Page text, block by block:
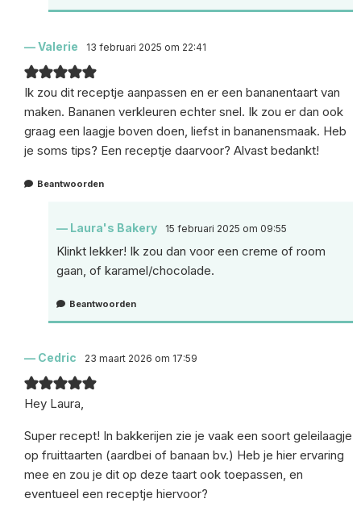
Valerie 13 februari 2025 om 22:41
Ik zou dit receptje aanpassen en er een bananentaart van
maken. Bananen verkleuren echter snel. Ik zou er dan ook
graag een laagje boven doen, liefst in bananensmaak. Heb
je soms tips? Een receptje daarvoor? Alvast bedankt!
Beantwoorden
Laura's Bakery 15 februari 2025 om 09:55
Klinkt lekker! Ik zou dan voor een creme of room
gaan, of karamel/chocolade.
Beantwoorden
Cedric 23 maart 2026 om 17:59
Hey Laura,
Super recept! In bakkerijen zie je vaak een soort geleilaagje
op fruittaarten (aardbei of banaan bv.) Heb je hier ervaring
mee en zou je dit op deze taart ook toepassen, en
eventueel een receptje hiervoor?